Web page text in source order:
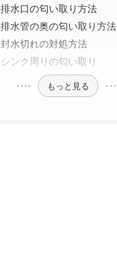
排水口の匂い取り方法
排水管の奥の匂い取り方法
封水切れの対処方法
シンク周りの匂い取り
もっと見る